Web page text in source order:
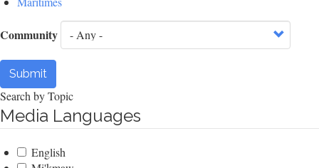
Community
Submit
Search by Topic
Media Languages
English